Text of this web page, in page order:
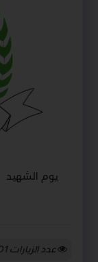
يوم الشهيد
عدد الزيارات601